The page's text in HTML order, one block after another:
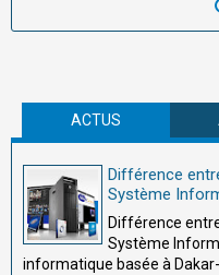
ACTUS
Différence
Système
Différence
Système
informatique basée à Dakar-